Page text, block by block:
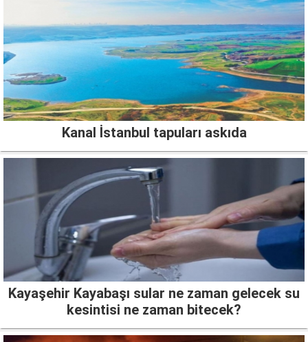
Kanal İstanbul tapuları askıda
Kayaşehir Kayabaşı sular ne zaman gelecek su
kesintisi ne zaman bitecek?